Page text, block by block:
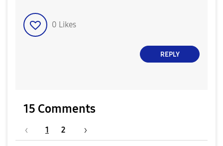
0 Likes
REPLY
15 Comments
1 2